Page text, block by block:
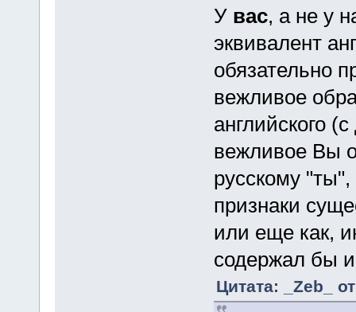
У вас, а не у
эквивалент
обязательно
вежливое
английского
вежливое Вы
русскому
признаки
или еще как,
содержал бы
Цитата: _Zeb_